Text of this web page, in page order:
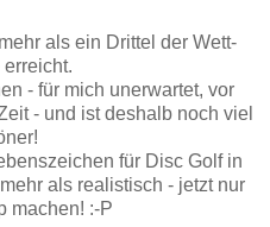
als ein Drittel der Wett-
erreicht.
- für mich unerwartet, vor
- und ist deshalb noch viel
für Disc Golf in
als realistisch - jetzt nur
machen! :-P